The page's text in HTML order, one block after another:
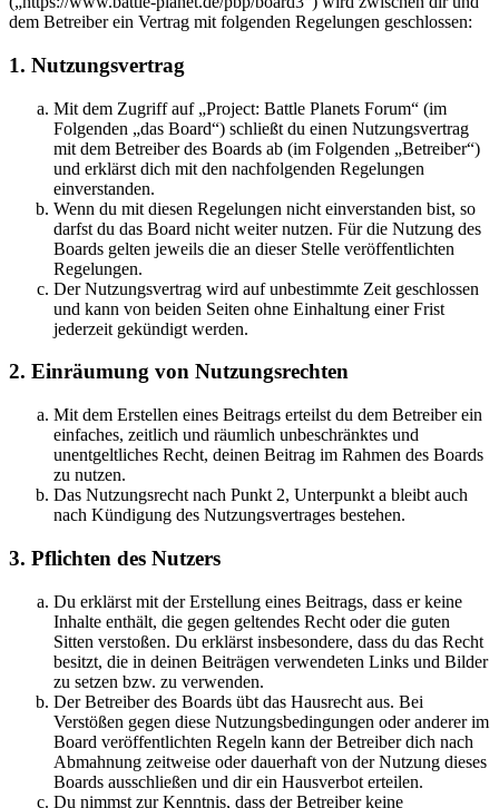
dem Betreiber ein Vertrag mit folgenden Regelungen geschlossen:
1. Nutzungsvertrag
Mit dem Zugriff auf „Project: Battle Planets Forum“ (im
Folgenden „das Board“) schließt du einen Nutzungsvertrag
mit dem Betreiber des Boards ab (im Folgenden „Betreiber“)
und erklärst dich mit den nachfolgenden Regelungen
einverstanden.
Wenn du mit diesen Regelungen nicht einverstanden bist, so
darfst du das Board nicht weiter nutzen. Für die Nutzung des
Boards gelten jeweils die an dieser Stelle veröffentlichten
Regelungen.
Der Nutzungsvertrag wird auf unbestimmte Zeit geschlossen
und kann von beiden Seiten ohne Einhaltung einer Frist
jederzeit gekündigt werden.
2. Einräumung von Nutzungsrechten
Mit dem Erstellen eines Beitrags erteilst du dem Betreiber ein
einfaches, zeitlich und räumlich unbeschränktes und
unentgeltliches Recht, deinen Beitrag im Rahmen des Boards
zu nutzen.
Das Nutzungsrecht nach Punkt 2, Unterpunkt a bleibt auch
nach Kündigung des Nutzungsvertrages bestehen.
3. Pflichten des Nutzers
Du erklärst mit der Erstellung eines Beitrags, dass er keine
Inhalte enthält, die gegen geltendes Recht oder die guten
Sitten verstoßen. Du erklärst insbesondere, dass du das Recht
besitzt, die in deinen Beiträgen verwendeten Links und Bilder
zu setzen bzw. zu verwenden.
Der Betreiber des Boards übt das Hausrecht aus. Bei
Verstößen gegen diese Nutzungsbedingungen oder anderer im
Board veröffentlichten Regeln kann der Betreiber dich nach
Abmahnung zeitweise oder dauerhaft von der Nutzung dieses
Boards ausschließen und dir ein Hausverbot erteilen.
Du nimmst zur Kenntnis, dass der Betreiber keine